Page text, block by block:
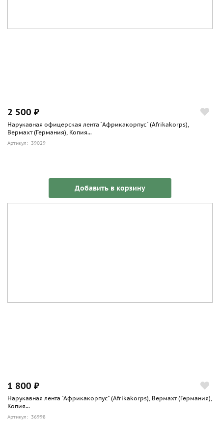
2 500 ₽
Нарукавная офицерская лента "Африкакорпус" (Afrikakorps),
Вермахт (Германия), Копия...
Артикул: 39029
Добавить в корзину
1 800 ₽
Нарукавная лента "Африкакорпус" (Afrikakorps), Вермахт (Германия),
Копия...
Артикул: 36998